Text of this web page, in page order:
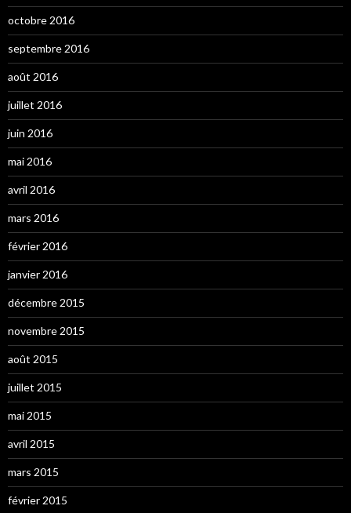
octobre 2016
septembre 2016
août 2016
juillet 2016
juin 2016
mai 2016
avril 2016
mars 2016
février 2016
janvier 2016
décembre 2015
novembre 2015
août 2015
juillet 2015
mai 2015
avril 2015
mars 2015
février 2015